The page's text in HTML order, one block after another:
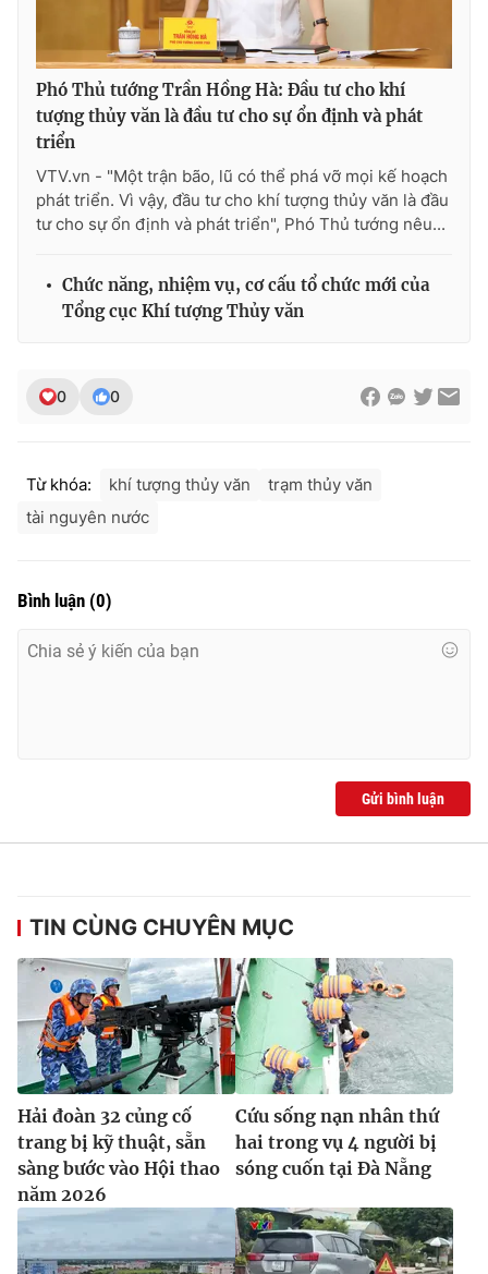
THỜI BÁO VTV
Theo dõi báo trên
Cơ quan chủ quản:
Đài Truyền hình Việt Nam
Cơ quan báo chí:Thời báo VTV
Tổng Biên tập:
Ðiện thoại Thời báo VTV:
024.66 897 897
Email:toasoan@vtv.vn
thông tin từ website này.
Phó Thủ tướng Trần Hồng Hà: Đầu tư cho khí
tượng thủy văn là đầu tư cho sự ổn định và phát
triển
VTV.vn - "Một trận bão, lũ có thể phá vỡ mọi kế hoạch
phát triển. Vì vậy, đầu tư cho khí tượng thủy văn là đầu
tư cho sự ổn định và phát triển", Phó Thủ tướng nêu...
Chức năng, nhiệm vụ, cơ cấu tổ chức mới của
Tổng cục Khí tượng Thủy văn
0 0
Từ khóa: khí tượng thủy văn
trạm thủy văn
tài nguyên nước
Bình luận (0)
Gửi bình luận
TIN CÙNG CHUYÊN MỤC
Hải đoàn 32 củng cố
trang bị kỹ thuật, sẵn
sàng bước vào Hội thao
năm 2026
Cứu sống nạn nhân thứ
hai trong vụ 4 người bị
sóng cuốn tại Đà Nẵng